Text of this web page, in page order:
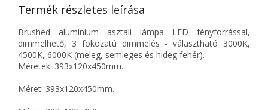
Termék részletes leírása
Brushed aluminium asztali lámpa LED fényforrással,
dimmelhető, 3 fokozatú dimmelés - választható 3000K,
4500K, 6000K (meleg, semleges és hideg fehér).
Méretek: 393x120x450mm.
Méret: 393x120x450mm.